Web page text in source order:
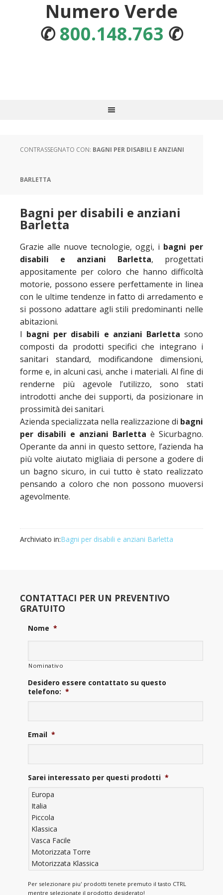
Numero Verde
✆800.148.763 ✆
CONTRASSEGNATO CON: BAGNI PER DISABILI E ANZIANI
BARLETTA
Bagni per disabili e anziani
Barletta
Grazie alle nuove tecnologie, oggi, i bagni per
disabili e anziani Barletta, progettati
appositamente per coloro che hanno difficoltà
motorie, possono essere perfettamente in linea
con le ultime tendenze in fatto di arredamento e
si possono adattare agli stili predominanti nelle
abitazioni.
I bagni per disabili e anziani Barletta sono
composti da prodotti specifici che integrano i
sanitari standard, modificandone dimensioni,
forme e, in alcuni casi, anche i materiali. Al fine di
renderne più agevole l’utilizzo, sono stati
introdotti anche dei supporti, da posizionare in
prossimità dei sanitari.
Azienda specializzata nella realizzazione di bagni
per disabili e anziani Barletta è Sicurbagno.
Operante da anni in questo settore, l’azienda ha
più volte aiutato migliaia di persone a godere di
un bagno sicuro, in cui tutto è stato realizzato
pensando a coloro che non possono muoversi
agevolmente.
Archiviato in:Bagni per disabili e anziani Barletta
CONTATTACI PER UN PREVENTIVO
GRATUITO
Nome *
Nominativo
Desidero essere contattato su questo
telefono: *
Email *
Sarei interessato per questi prodotti *
Per selezionare piu' prodotti tenete premuto il tasto CTRL
mentre selezionate il prodotto desiderato!